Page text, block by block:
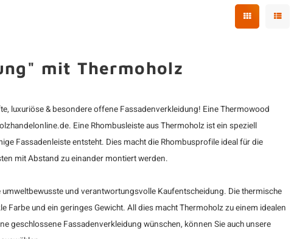
mit Thermoholz
luxuriöse & besondere offene Fassadenverkleidung! Eine Thermowood
Eine Rhombusleiste ausThermoholz ist ein speziell
Fassadenleiste entsteht. Dies macht die Rhombusprofile ideal für die
mit Abstand zu einander montiert werden.
und verantwortungsvolle Kaufentscheidung. Die thermische
und ein geringes Gewicht. All dies macht Thermoholz zu einem idealen
geschlossene Fassadenverkleidung wünschen, können Sie auch unsere